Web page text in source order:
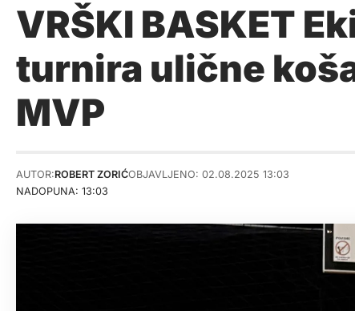
VRŠKI BASKET
turnira ulične
MVP
NADOPUNA: 13:03
AUTOR:ROBERT ZORIĆOBJAVLJENO: 02.08.2025 13:03